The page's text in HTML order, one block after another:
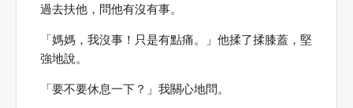
過去扶他，問他有沒有事。
「媽媽，我沒事！只是有點痛。」他揉了揉膝蓋，堅
強地說。
「要不要休息一下？」我關心地問。